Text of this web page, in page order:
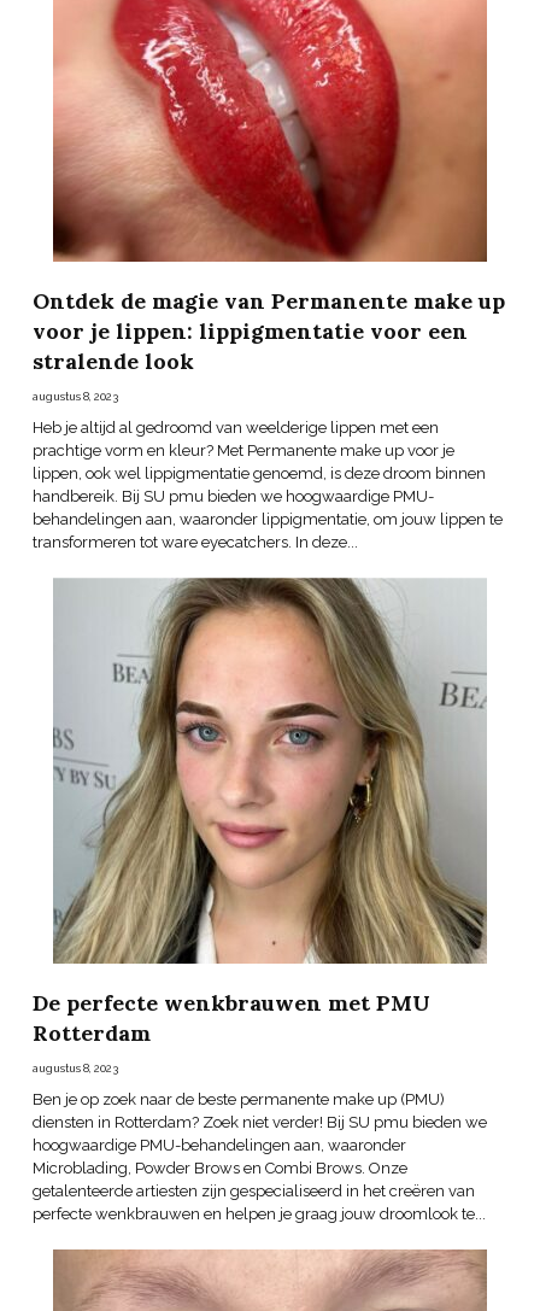
Ontdek de magie van Permanente make up
voor je lippen: lippigmentatie voor een
stralende look
augustus 8, 2023
Heb je altijd al gedroomd van weelderige lippen met een
prachtige vorm en kleur? Met Permanente make up voor je
lippen, ook wel lippigmentatie genoemd, is deze droom binnen
handbereik. Bij SU pmu bieden we hoogwaardige PMU-
behandelingen aan, waaronder lippigmentatie, om jouw lippen te
transformeren tot ware eyecatchers. In deze...
De perfecte wenkbrauwen met PMU
Rotterdam
augustus 8, 2023
Ben je op zoek naar de beste permanente make up (PMU)
diensten in Rotterdam? Zoek niet verder! Bij SU pmu bieden we
hoogwaardige PMU-behandelingen aan, waaronder
Microblading, Powder Brows en Combi Brows. Onze
getalenteerde artiesten zijn gespecialiseerd in het creëren van
perfecte wenkbrauwen en helpen je graag jouw droomlook te...